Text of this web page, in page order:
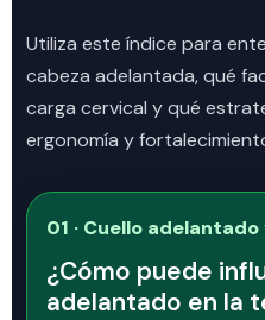
Utiliza este índice para
cabeza adelantada, qué
carga cervical y qué
ergonomía y
01 · Cuello
¿Cómo puede
adelantado en la